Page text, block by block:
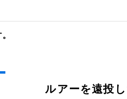
ルアーを遠投